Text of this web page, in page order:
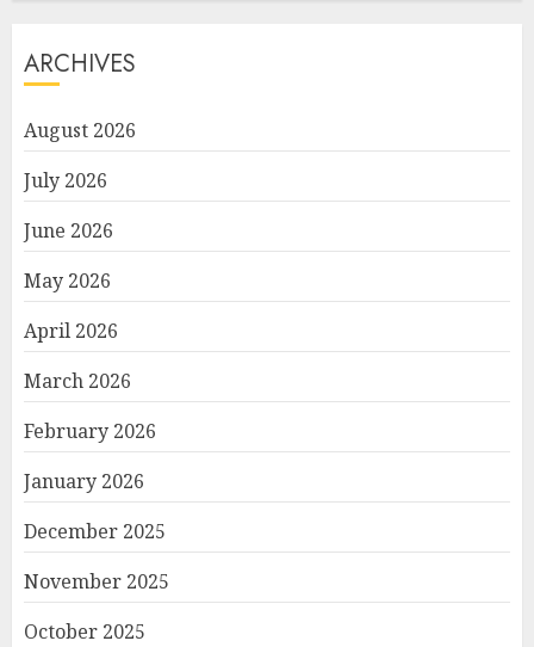
ARCHIVES
August 2026
July 2026
June 2026
May 2026
April 2026
March 2026
February 2026
January 2026
December 2025
November 2025
October 2025